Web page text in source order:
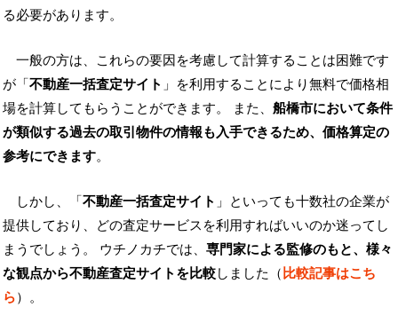
る必要があります。
一般の方は、これらの要因を考慮して計算することは困難です
が「不動産一括査定サイト 」を利用することにより無料で価格相
場を計算してもらうことができます。 また、 船橋市において条件
が類似する過去の取引物件の情報も入手できるため、価格算定の
参考にできます。
しかし、「不動産一括査定サイト 」といっても十数社の企業が
提供しており、どの査定サービスを利用すればいいのか迷ってし
まうでしょう。 ウチノカチでは、 専門家による監修のもと、様々
な観点から不動産査定サイトを比較しました（比較記事はこち
ら）。